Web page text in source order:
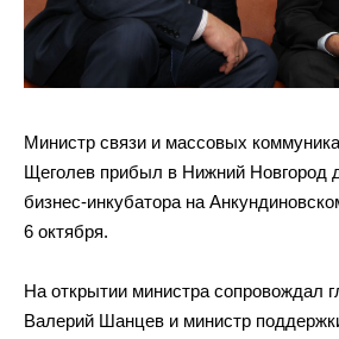
Министр связи и массовых
Щеголев прибыл в Нижний Новгород
бизнес-инкубатора на
6 октября.
На открытии министра сопровождал
Валерий Шанцев и министр